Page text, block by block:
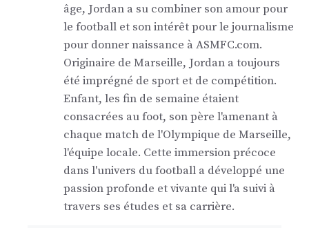
âge, Jordan a su combiner son amour pour
le football et son intérêt pour le journalisme
pour donner naissance à ASMFC.com.
Originaire de Marseille, Jordan a toujours
été imprégné de sport et de compétition.
Enfant, les fin de semaine étaient
consacrées au foot, son père l'amenant à
chaque match de l'Olympique de Marseille,
l'équipe locale. Cette immersion précoce
dans l'univers du football a développé une
passion profonde et vivante qui l'a suivi à
travers ses études et sa carrière.